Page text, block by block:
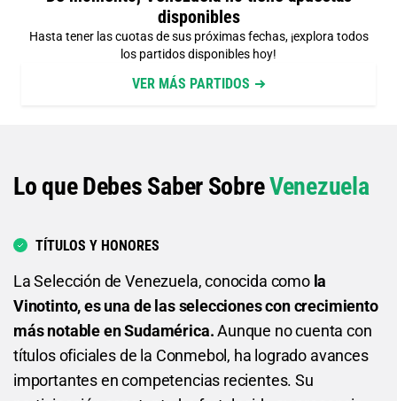
disponibles
Hasta tener las cuotas de sus próximas fechas, ¡explora todos
los partidos disponibles hoy!
VER MÁS PARTIDOS
Lo que Debes Saber SobreVenezuela
TÍTULOS Y HONORES
La Selección de Venezuela, conocida como la
Vinotinto, es una de las selecciones con crecimiento
más notable en Sudamérica.Aunque no cuenta con
títulos oficiales de la Conmebol, ha logrado avances
importantes en competencias recientes. Su